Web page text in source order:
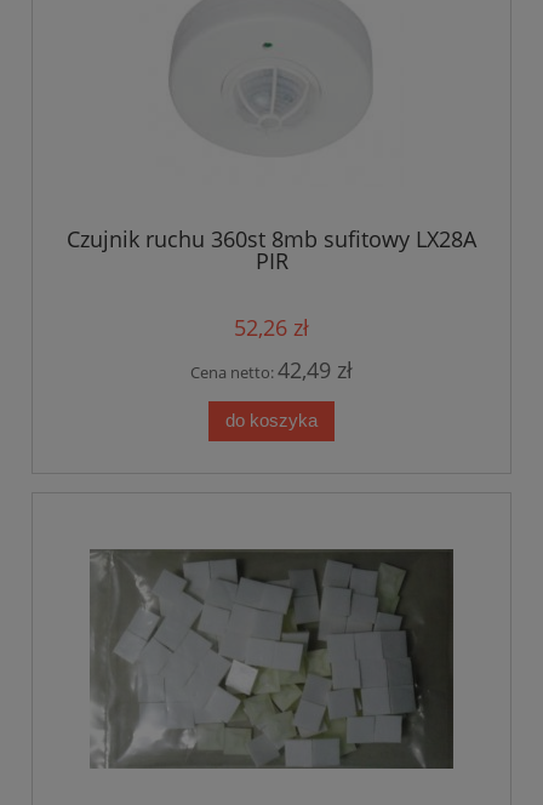
Czujnik ruchu 360st 8mb sufitowy LX28A
PIR
52,26 zł
Cena netto:42,49 zł
do koszyka